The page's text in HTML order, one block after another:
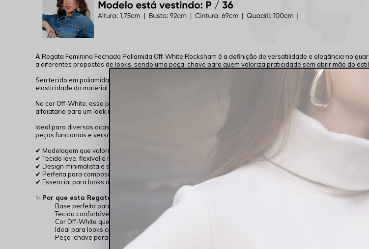
A Regata Feminina Fechada Poliamida Off-White Rocksham é a definição de versatilidade e elegância no
a diferentes propostas de looks, sendo uma peça-chave para quem valoriza praticidade sem abrir mão do
Seu tecido em poliamida com elastano garante um toque suave e um ajuste que acompanha o corpo com
elasticidade do material permite liberdade de movimento, enquanto o acabamento valoriza a silhueta de forma
Na cor Off-White, essa peça se torna ainda mais
e atemporal, sendo perfeita para composições que
alfaiataria para um look mais refinado ou utilize em sobreposições com blazers e jaquetas para um resultado
Ideal para diversas ocasiões, desde o trabalho até momentos de lazer, essa regata entrega
qualidade
peças funcionais e versáteis.
✔ Modelagem que valoriza o corpo com conforto
✔ Tecido leve, flexível e respirável
✔ Design minimalista e sofisticado
✔ Perfeita para composições versáteis
✔ Essencial para looks de meia-estação
✨ Por que esta Regata é essencial para o Outono/Inverno?
Base perfeita para sobreposições com blazers e jaquetas
Tecido confortável que se adapta ao corpo
Cor Off-White que combina com tudo
Ideal para looks casuais ou elegantes
Peça-chave para composições práticas e modernas